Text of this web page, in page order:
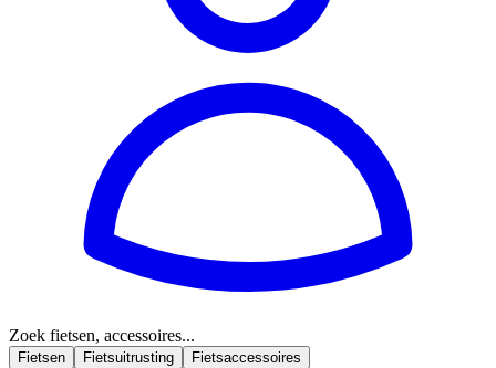
Zoek fietsen, accessoires...
Fietsen Fietsuitrusting Fietsaccessoires